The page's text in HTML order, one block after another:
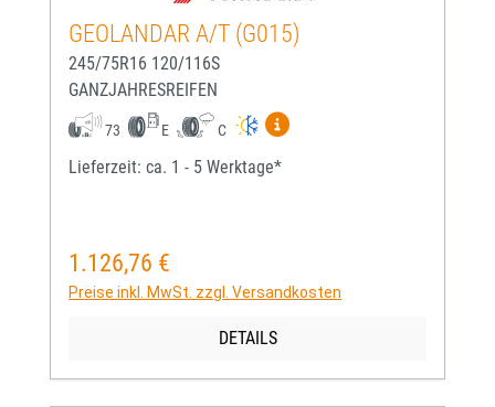
GEOLANDAR A/T (G015)
245/75R16 120/116S
GANZJAHRESREIFEN
73 E C
Mehr Informationen zum
Lieferzeit: ca. 1 - 5 Werktage*
Regulärer Preis:
1.126,76 €
Preise inkl. MwSt. zzgl. Versandkosten
DETAILS